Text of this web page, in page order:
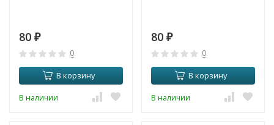
80 ₽
0
В корзину
В наличии
80 ₽
0
В корзину
В наличии